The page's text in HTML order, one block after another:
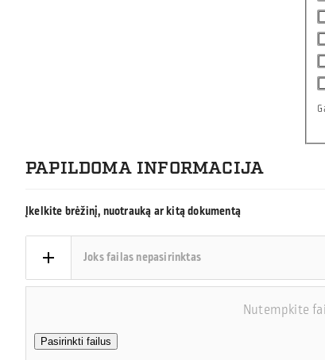
PAPILDOMA INFORMACIJA
Įkelkite brėžinį, nuotrauką ar kitą dokumentą
Joks failas nepasirinktas
Nutempkite
Pasirinkti failus